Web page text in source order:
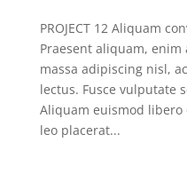
PROJECT 12 Aliquam
Praesent aliquam,
massa adipiscing nisl,
lectus. Fusce vulputate
Aliquam euismod
leo placerat...